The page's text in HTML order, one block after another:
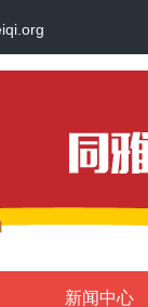
新闻中心